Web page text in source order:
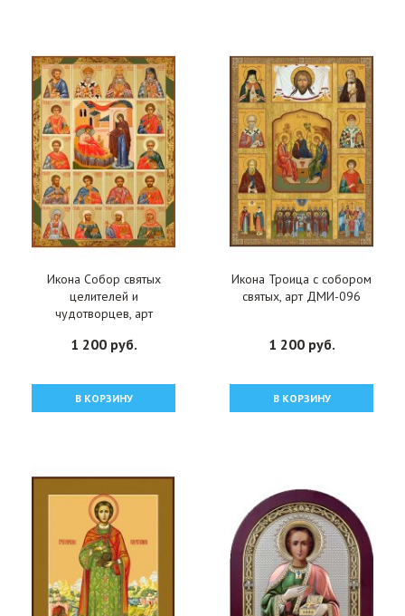
Икона Собор святых
целителей и
чудотворцев, арт
1 200 руб.
В КОРЗИНУ
Икона Троица с собором
святых, арт ДМИ-096
1 200 руб.
В КОРЗИНУ